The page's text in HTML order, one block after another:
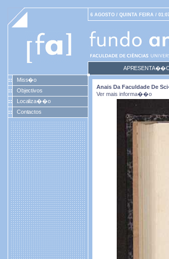
6 AGOSTO / QUINTA FEIRA /
Miss�o
Objectivos
Localiza��o
Contactos
Anais Da Faculdade De
Ver mais informa��o